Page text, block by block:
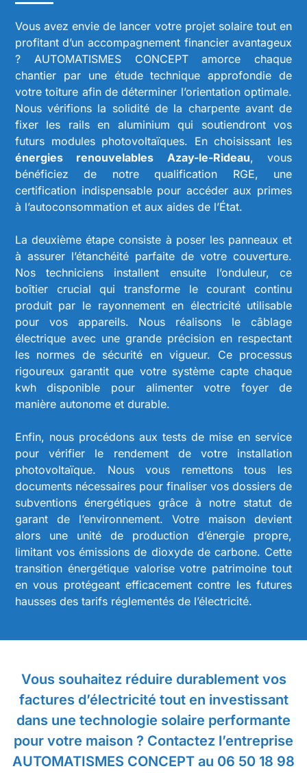
Vous avez envie de lancer votre projet solaire tout en
profitant d’un accompagnement financier avantageux
? AUTOMATISMES CONCEPT amorce chaque
chantier par une étude technique approfondie de
votre toiture afin de déterminer l’orientation optimale.
Nous vérifions la solidité de la charpente avant de
fixer les rails en aluminium qui soutiendront vos
futurs modules photovoltaïques. En choisissant les
énergies renouvelables Azay-le-Rideau, vous
bénéficiez de notre qualification RGE, une
certification indispensable pour accéder aux primes
à l’autoconsommation et aux aides de l’État.
La deuxième étape consiste à poser les panneaux et
à assurer l’étanchéité parfaite de votre couverture.
Nos techniciens installent ensuite l’onduleur, ce
boîtier crucial qui transforme le courant continu
produit par le rayonnement en électricité utilisable
pour vos appareils. Nous réalisons le câblage
électrique avec une grande précision en respectant
les normes de sécurité en vigueur. Ce processus
rigoureux garantit que votre système capte chaque
kwh disponible pour alimenter votre foyer de
manière autonome et durable.
Enfin, nous procédons aux tests de mise en service
pour vérifier le rendement de votre installation
photovoltaïque. Nous vous remettons tous les
documents nécessaires pour finaliser vos dossiers de
subventions énergétiques grâce à notre statut de
garant de l’environnement. Votre maison devient
alors une unité de production d’énergie propre,
limitant vos émissions de dioxyde de carbone. Cette
transition énergétique valorise votre patrimoine tout
en vous protégeant efficacement contre les futures
hausses des tarifs réglementés de l’électricité.
Vous souhaitez réduire durablement vos
factures d’électricité tout en investissant
dans une technologie solaire performante
pour votre maison ? Contactez l’entreprise
AUTOMATISMES CONCEPT au 06 50 18 98